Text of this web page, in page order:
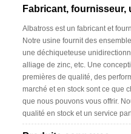
Fabricant, fournisseur,
Albatross est un fabricant et
Notre usine fournit des
une déchiqueteuse
alliage de zinc, etc. Une
premières de qualité, des
marché et en stock sont ce que
que nous pouvons vous offrir.
qualité en stock et un service